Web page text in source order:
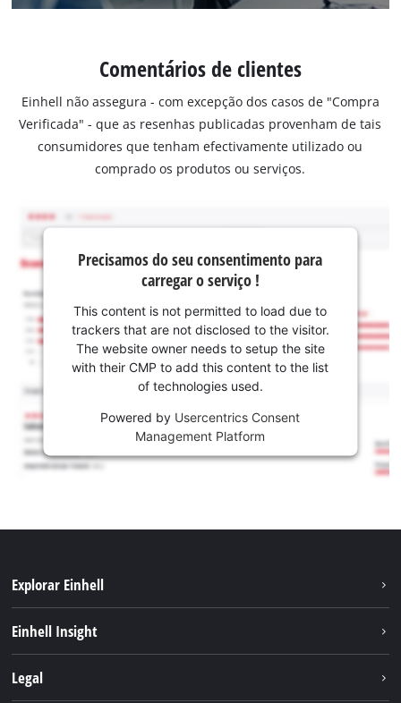
Comentários de clientes
Einhell não assegura - com excepção dos casos de "Compra
Verificada" - que as resenhas publicadas provenham de tais
consumidores que tenham efectivamente utilizado ou
comprado os produtos ou serviços.
Precisamos do seu consentimento para
carregar o serviço !
This content is not permitted to load due to
trackers that are not disclosed to the visitor.
The website owner needs to setup the site
with their CMP to add this content to the list
of technologies used.
Powered by Usercentrics Consent
Management Platform
Explorar Einhell
Serviço
Einhell Insight
Legal